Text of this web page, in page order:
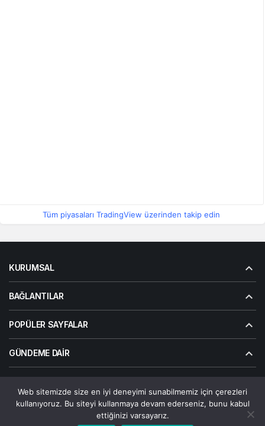
Tüm piyasaları TradingView üzerinden takip edin
KURUMSAL
BAĞLANTILAR
POPÜLER SAYFALAR
GÜNDEME DAIR
© Telif Hakkı 2026, Tüm Hakları Saklıdır | Alanalp İnternet
Çözümler
Gizlilik Politikası Hakkımızda
Web sitemizde size en iyi deneyimi sunabilmemiz için çerezleri
kullanıyoruz. Bu siteyi kullanmaya devam ederseniz, bunu kabul
ettiğinizi varsayarız.